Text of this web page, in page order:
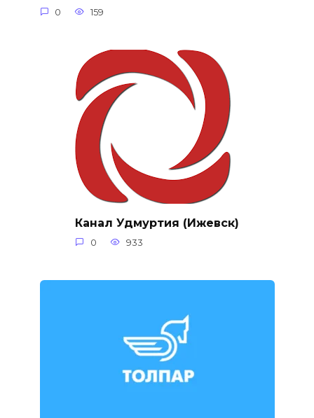
0 159
Канал Удмуртия (Ижевск)
0 933